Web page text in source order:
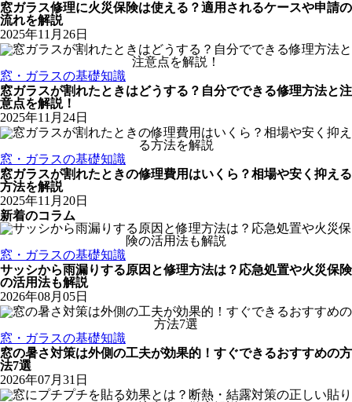
窓ガラス修理に火災保険は使える？適用されるケースや申請の
流れを解説
2025年11月26日
窓・ガラスの基礎知識
窓ガラスが割れたときはどうする？自分でできる修理方法と注
意点を解説！
2025年11月24日
窓・ガラスの基礎知識
窓ガラスが割れたときの修理費用はいくら？相場や安く抑える
方法を解説
2025年11月20日
新着のコラム
窓・ガラスの基礎知識
サッシから雨漏りする原因と修理方法は？応急処置や火災保険
の活用法も解説
2026年08月05日
窓・ガラスの基礎知識
窓の暑さ対策は外側の工夫が効果的！すぐできるおすすめの方
法7選
2026年07月31日